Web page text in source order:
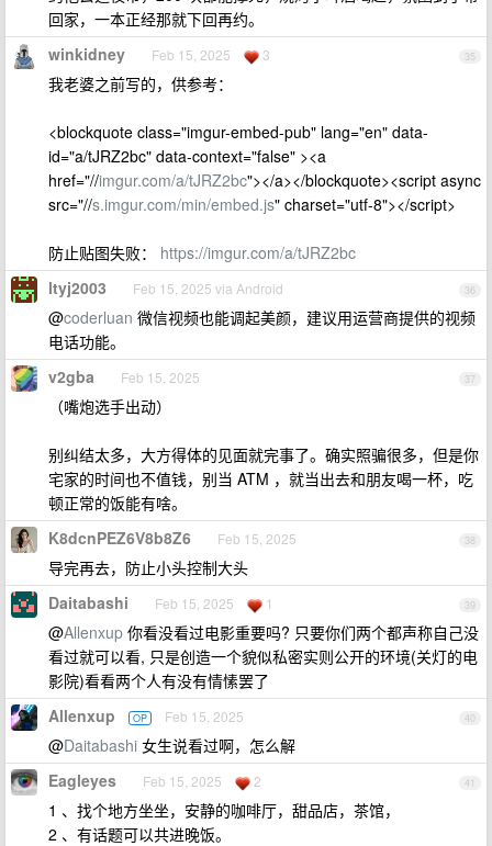
回家，一本正经那就下回再约。
35
winkidney Feb 15, 2025 3
我老婆之前写的，供参考：
<blockquote class="imgur-embed-pub" lang="en" data-
id="a/tJRZ2bc" data-context="false" ><a
href="//imgur.com/a/tJRZ2bc"></a></blockquote><script async
src="//s.imgur.com/min/embed.js" charset="utf-8"></script>
防止贴图失败： https://imgur.com/a/tJRZ2bc
36
ltyj2003 Feb 15, 2025 via Android
@coderluan 微信视频也能调起美颜，建议用运营商提供的视频
电话功能。
37
v2gba Feb 15, 2025
（嘴炮选手出动）
别纠结太多，大方得体的见面就完事了。确实照骗很多，但是你
宅家的时间也不值钱，别当 ATM ，就当出去和朋友喝一杯，吃
顿正常的饭能有啥。
38
K8dcnPEZ6V8b8Z6 Feb 15, 2025
导完再去，防止小头控制大头
39
Daitabashi Feb 15, 2025 1
@Allenxup 你看没看过电影重要吗? 只要你们两个都声称自己没
看过就可以看, 只是创造一个貌似私密实则公开的环境(关灯的电
影院)看看两个人有没有情愫罢了
40
Allenxup OP Feb 15, 2025
@Daitabashi 女生说看过啊，怎么解
41
Eagleyes Feb 15, 2025 2
1 、找个地方坐坐，安静的咖啡厅，甜品店，茶馆，
2 、有话题可以共进晚饭。